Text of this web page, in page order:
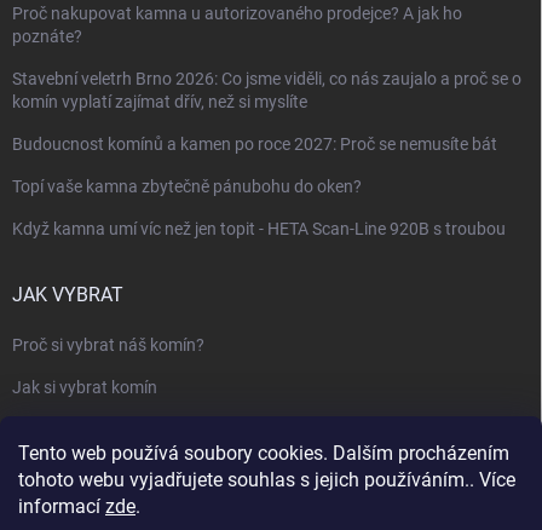
Tento web používá soubory cookies. Dalším procházením
tohoto webu vyjadřujete souhlas s jejich používáním.. Více
informací zde.
Proč nakupovat kamna u autorizovaného prodejce? A jak ho
poznáte?
Stavební veletrh Brno 2026: Co jsme viděli, co nás zaujalo a proč se o
komín vyplatí zajímat dřív, než si myslíte
Budoucnost komínů a kamen po roce 2027: Proč se nemusíte bát
Topí vaše kamna zbytečně pánubohu do oken?
Když kamna umí víc než jen topit - HETA Scan-Line 920B s troubou
JAK VYBRAT
Proč si vybrat náš komín?
Jak si vybrat komín
Jak vybrat kamna nebo krbovou vložku
Jak postavit krbovou obestavbu